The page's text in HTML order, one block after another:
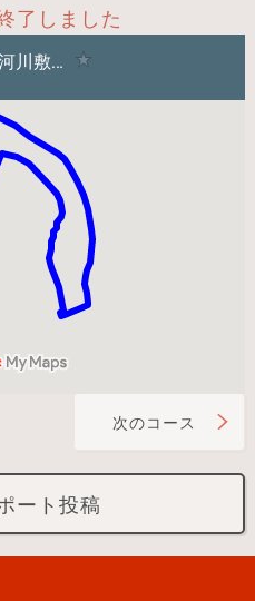
了しました
次のコース
ート投稿